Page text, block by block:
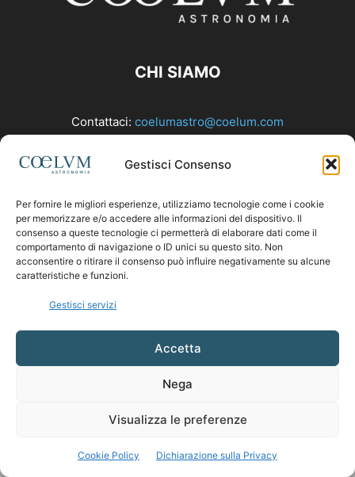
Gestisci Consenso
Per fornire le migliori esperienze, utilizziamo tecnologie come i cookie
per memorizzare e/o accedere alle informazioni del dispositivo. Il
consenso a queste tecnologie ci permetterà di elaborare dati come il
comportamento di navigazione o ID unici su questo sito. Non
acconsentire o ritirare il consenso può influire negativamente su alcune
caratteristiche e funzioni.
Gestisci servizi
Accetta
Nega
Visualizza le preferenze
Cookie Policy Dichiarazione sulla Privacy
CHI SIAMO
Contattaci: coelumastro@coelum.com
SEGUICI